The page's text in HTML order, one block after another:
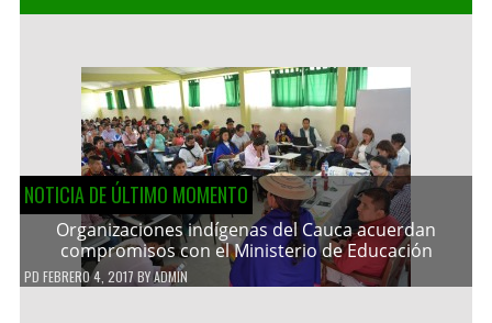
NOTICIA DE ÚLTIMO MOMENTO
Organizaciones indígenas del Cauca acuerdan
compromisos con el Ministerio de Educación
PD FEBRERO 4, 2017 BYADMIN